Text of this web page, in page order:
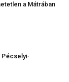
a Mátrában